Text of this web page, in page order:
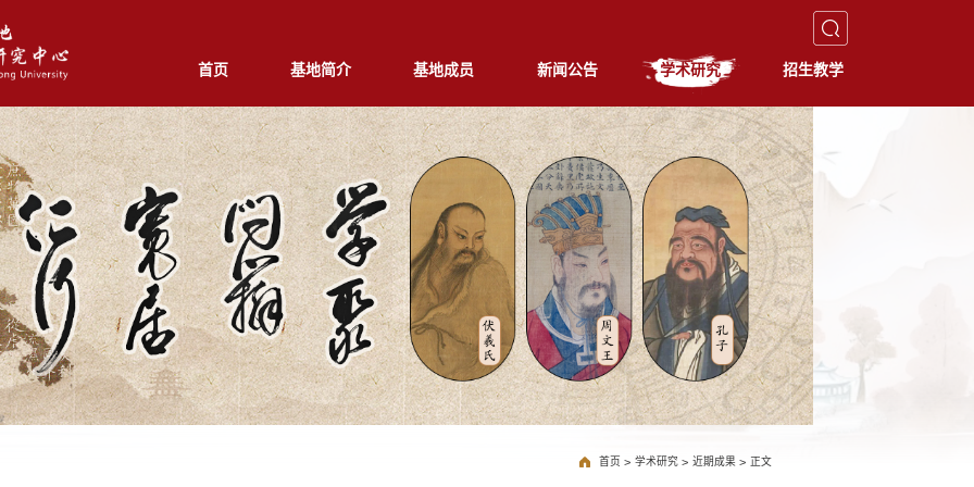
首页 基地简介 基地成员 新闻公告 学术研究 招生教学
首页 > 学术研究 > 近期成果 > 正文